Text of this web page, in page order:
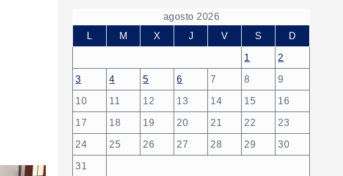
agosto 2026
L
M X J V S D
1 2
3 4 5 6 7 8 9
10 11 12 13 14 15 16
17 18 19 20 21 22 23
24 25 26 27 28 29 30
31